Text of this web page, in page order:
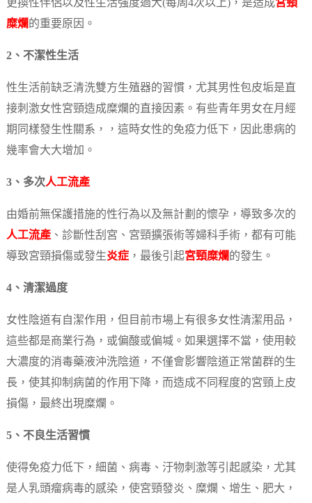
更換性伴侶以及性生活強度過大(每周4次以上)，是造成宮頸
糜爛 的重要原因。
2、不潔性生活
性生活前缺乏清洗雙方生殖器的習慣，尤其男性包皮垢是直
接刺激女性宮頸造成糜爛的直接因素。有些青年男女在月經
期同樣發生性關系，，這時女性的免疫力低下，因此患病的
幾率會大大增加。
3、多次人工流產
由婚前無保護措施的性行為以及無計劃的懷孕，導致多次的
人工流產、診斷性刮宮、宮頸擴張術等婦科手術，都有可能
導致宮頸損傷或發生炎症，最後引起宮頸糜爛 的發生。
4、清潔過度
女性陰道有自潔作用，但目前市場上有很多女性清潔用品，
這些都是商業行為，或偏酸或偏堿。如果選擇不當，使用較
大濃度的消毒藥液沖洗陰道，不僅會影響陰道正常菌群的生
長，使其抑制病菌的作用下降，而造成不同程度的宮頸上皮
損傷，最終出現糜爛。
5、不良生活習慣
使得免疫力低下，細菌、病毒、汙物刺激等引起感染，尤其
是人乳頭瘤病毒的感染，使宮頸發炎、糜爛、增生、肥大，